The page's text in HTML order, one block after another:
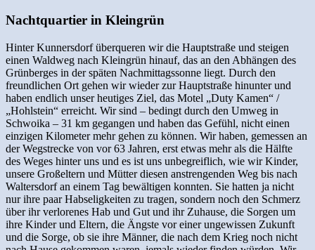
Nachtquartier in Kleingrün
Hinter Kunnersdorf überqueren wir die Hauptstraße und steigen
einen Waldweg nach Kleingrün hinauf, das an den Abhängen des
Grünberges in der späten Nachmittagssonne liegt. Durch den
freundlichen Ort gehen wir wieder zur Hauptstraße hinunter und
haben endlich unser heutiges Ziel, das Motel „Duty Kamen“ /
„Hohlstein“ erreicht. Wir sind – bedingt durch den Umweg in
Schwoika – 31 km gegangen und haben das Gefühl, nicht einen
einzigen Kilometer mehr gehen zu können. Wir haben, gemessen an
der Wegstrecke von vor 63 Jahren, erst etwas mehr als die Hälfte
des Weges hinter uns und es ist uns unbegreiflich, wie wir Kinder,
unsere Großeltern und Mütter diesen anstrengenden Weg bis nach
Waltersdorf an einem Tag bewältigen konnten. Sie hatten ja nicht
nur ihre paar Habseligkeiten zu tragen, sondern noch den Schmerz
über ihr verlorenes Hab und Gut und ihr Zuhause, die Sorgen um
ihre Kinder und Eltern, die Ängste vor einer ungewissen Zukunft
und die Sorge, ob sie ihre Männer, die nach dem Krieg noch nicht